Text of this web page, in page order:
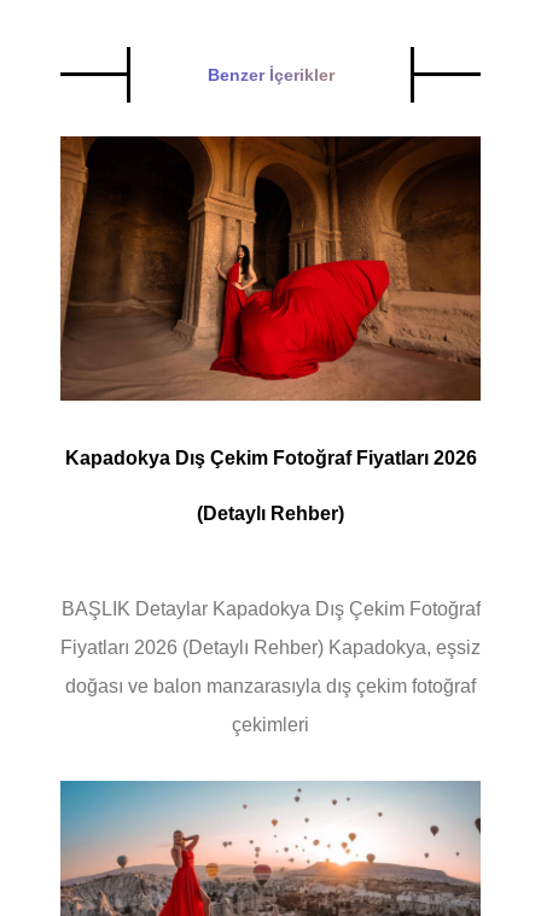
Benzer İçerikler
Kapadokya Dış Çekim Fotoğraf Fiyatları 2026
(Detaylı Rehber)
BAŞLIK Detaylar Kapadokya Dış Çekim Fotoğraf
Fiyatları 2026 (Detaylı Rehber) Kapadokya, eşsiz
doğası ve balon manzarasıyla dış çekim fotoğraf
çekimleri